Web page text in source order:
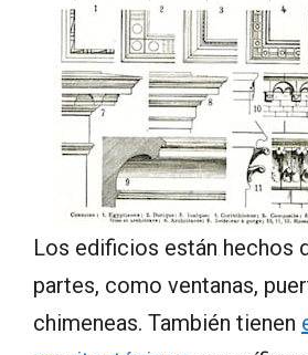
Los edificios están hechos
partes, como ventanas,
chimeneas. También tienen